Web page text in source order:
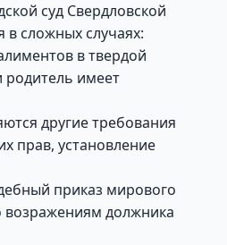
суд Свердловской
в сложных случаях:
в твердой
имеет
другие требования
прав, установление
приказ мирового
возражениям должника